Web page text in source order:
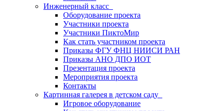
Инженерный класс
Оборудование проекта
Участники проекта
Участники ПиктоМир
Как стать участником проекта
Приказы ФГУ ФНЦ НИИСИ РАН
Приказы АНО ДПО ИОТ
Презентация проекта
Мероприятия проекта
Контакты
Картинная галерея в детском саду
Игровое оборудование